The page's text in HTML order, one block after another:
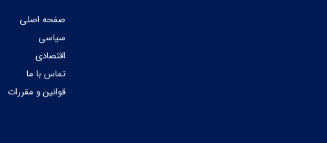
صفحه اصلی
سیاسی
اقتصادی
تماس با ما
قوانین و مقررات